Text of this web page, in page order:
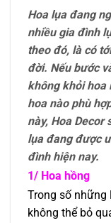
Hoa lụa đang
nhiều gia đình
theo đó, là có
đời. Nếu bước
không khỏi hoa
hoa nào phù
này, Hoa Decor
lụa đang được
đình hiện nay.
1/ Hoa hồng
Trong số
không thể bỏ